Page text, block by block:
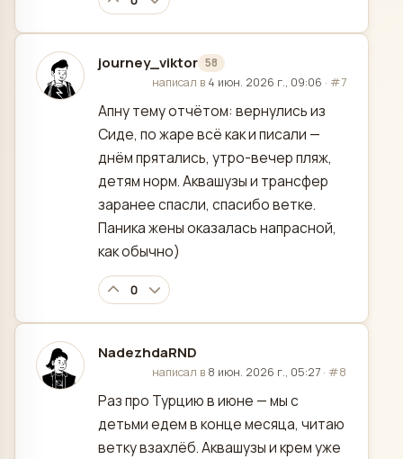
journey_viktor 58
отредактировано
написал в 4 июн. 2026 г., 09:06 · #7
Апну тему отчётом: вернулись из
Сиде, по жаре всё как и писали —
днём прятались, утро-вечер пляж,
детям норм. Аквашузы и трансфер
заранее спасли, спасибо ветке.
Паника жены оказалась напрасной,
как обычно)
0
NadezhdaRND
отредактировано
написал в 8 июн. 2026 г., 05:27 · #8
Раз про Турцию в июне — мы с
детьми едем в конце месяца, читаю
ветку взахлёб. Аквашузы и крем уже